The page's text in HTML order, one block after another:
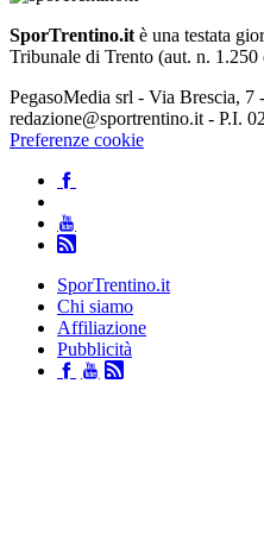
SporTrentino.it è una testata
Tribunale di Trento (aut. n. 1.250
PegasoMedia srl - Via Brescia, 7
redazione@sportrentino.it - P.I.
Preferenze cookie
SporTrentino.it
Chi siamo
Affiliazione
Pubblicità